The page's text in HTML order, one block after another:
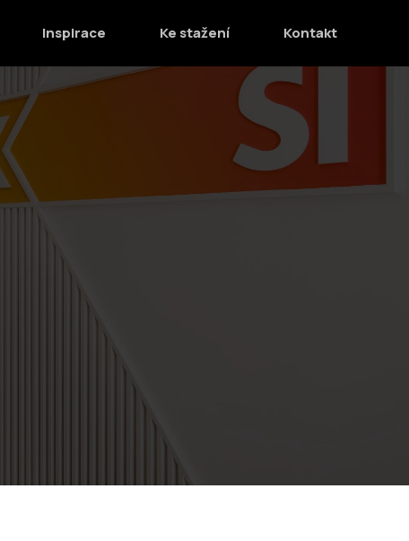
Inspirace Ke stažení Kontakt